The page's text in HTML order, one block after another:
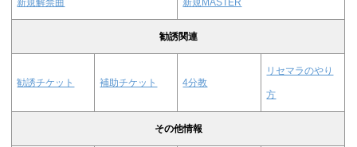
新規解禁曲 新規MASTER
勧誘関連
勧誘チケット 補助チケット 4分教
リセマラのやり
方
その他情報